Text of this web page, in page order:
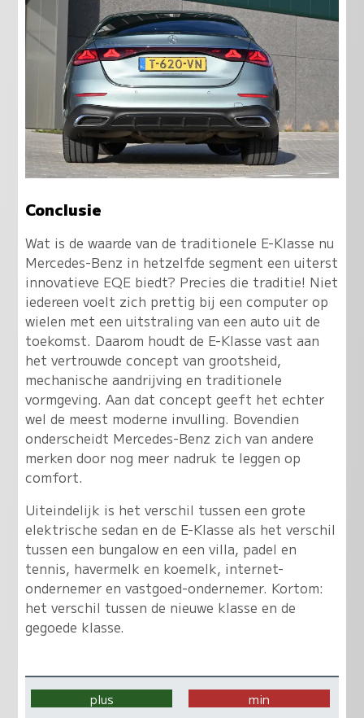
Conclusie
Wat is de waarde van de traditionele E-Klasse nu
Mercedes-Benz in hetzelfde segment een uiterst
innovatieve EQE biedt? Precies die traditie! Niet
iedereen voelt zich prettig bij een computer op
wielen met een uitstraling van een auto uit de
toekomst. Daarom houdt de E-Klasse vast aan
het vertrouwde concept van grootsheid,
mechanische aandrijving en traditionele
vormgeving. Aan dat concept geeft het echter
wel de meest moderne invulling. Bovendien
onderscheidt Mercedes-Benz zich van andere
merken door nog meer nadruk te leggen op
comfort.
Uiteindelijk is het verschil tussen een grote
elektrische sedan en de E-Klasse als het verschil
tussen een bungalow en een villa, padel en
tennis, havermelk en koemelk, internet-
ondernemer en vastgoed-ondernemer. Kortom:
het verschil tussen de nieuwe klasse en de
gegoede klasse.
plus
min